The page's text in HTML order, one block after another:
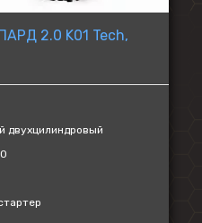
2.0 K01 Tech,
двухцилиндровый